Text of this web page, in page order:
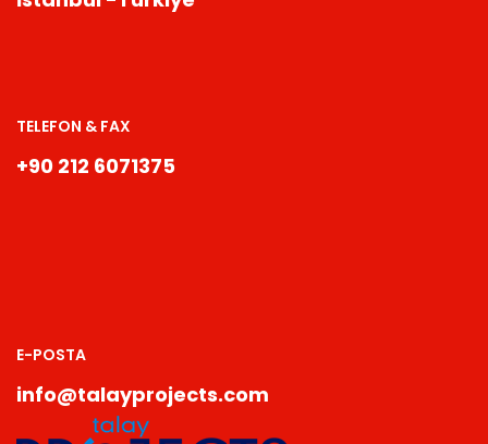
TELEFON & FAX
+90 212 6071375
E-POSTA
info@talayprojects.com